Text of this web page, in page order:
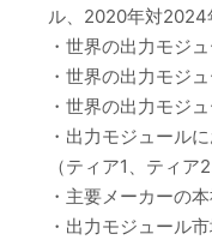
ル、2020年対2024
・世界の出力モジ
・世界の出力モジ
・世界の出力モジ
・出力モジュール
（ティア1、ティア
・主要メーカーの
・出力モジュール